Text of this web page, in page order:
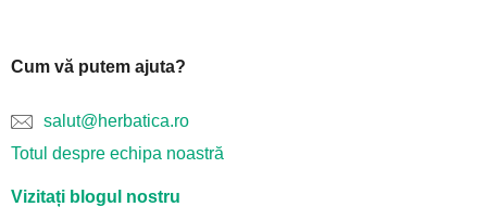
Cum vă putem ajuta?
salut@herbatica.ro
Totul despre echipa noastră
Vizitați blogul nostru